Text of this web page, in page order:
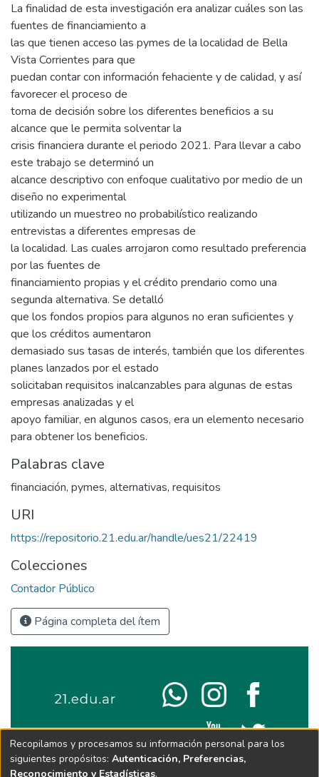
La finalidad de esta investigación era analizar cuáles son las
fuentes de financiamiento a
las que tienen acceso las pymes de la localidad de Bella
Vista Corrientes para que
puedan contar con información fehaciente y de calidad, y así
favorecer el proceso de
toma de decisión sobre los diferentes beneficios a su
alcance que le permita solventar la
crisis financiera durante el periodo 2021. Para llevar a cabo
este trabajo se determinó un
alcance descriptivo con enfoque cualitativo por medio de un
diseño no experimental
utilizando un muestreo no probabilístico realizando
entrevistas a diferentes empresas de
la localidad. Las cuales arrojaron como resultado preferencia
por las fuentes de
financiamiento propias y el crédito prendario como una
segunda alternativa. Se detalló
que los fondos propios para algunos no eran suficientes y
que los créditos aumentaron
demasiado sus tasas de interés, también que los diferentes
planes lanzados por el estado
solicitaban requisitos inalcanzables para algunas de estas
empresas analizadas y el
apoyo familiar, en algunos casos, era un elemento necesario
para obtener los beneficios.
Palabras clave
financiación, pymes, alternativas, requisitos
URI
https://repositorio.21.edu.ar/handle/ues21/22419
Colecciones
Contador Público
Página completa del ítem
Recopilamos y procesamos su información personal para los
siguientes propósitos: Autenticación, Preferencias,
Reconocimiento y Estadísticas.